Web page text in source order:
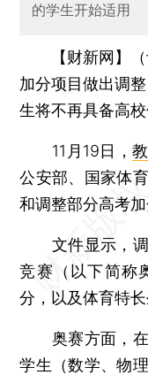
的学生开始适用
【财新网】
加分项目做出调
生将不再具备高校
11月19日，
公安部、国家体
和调整部分高考加
文件显示，调
竞赛（以下简称
分，以及体育特长
奥赛方面，在
学生（数学、物